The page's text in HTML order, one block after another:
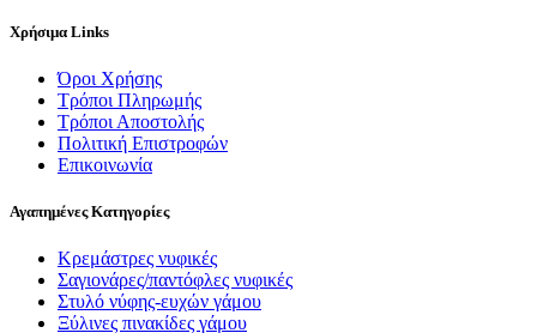
Χρήσιμα Links
Όροι Χρήσης
Τρόποι Πληρωμής
Τρόποι Αποστολής
Πολιτική Επιστροφών
Επικοινωνία
Αγαπημένες Κατηγορίες
Κρεμάστρες νυφικές
Σαγιονάρες/παντόφλες νυφικές
Στυλό νύφης-ευχών γάμου
Ξύλινες πινακίδες γάμου